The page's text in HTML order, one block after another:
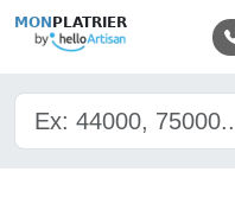
MON PLATRIER